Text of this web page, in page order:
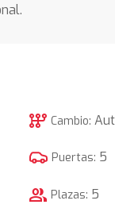
auto_transmission Cambio:
Puertas: 5
group Plazas: 5